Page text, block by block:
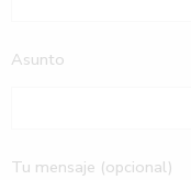
Asunto
Tu mensaje (opcional)